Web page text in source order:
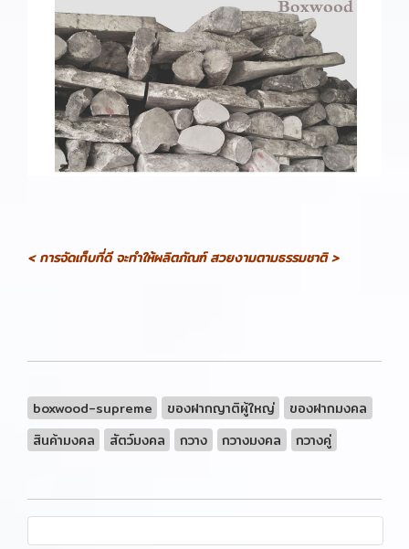
< การจัดเก็บที่ดี จะทำให้ผลิตภัณฑ์ สวยงามตามธรรมชาติ >
boxwood-supreme ของฝากญาติผู้ใหญ่
ของฝากมงคล
สินค้ามงคล
สัตว์มงคล กวาง กวางมงคล กวางคู่